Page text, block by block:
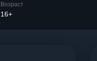
Возраст
16+